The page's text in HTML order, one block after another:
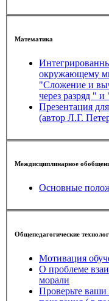
Математика
окружающему
"Сложение и
через разряд "
Презентация
(автор Л.Г.
Междисциплинарное
Основные
Общепедагогические
Мотивация
О проблеме
морали
Проверьте